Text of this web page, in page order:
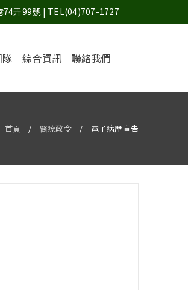
74弄99號 | TEL(04)707-1727
綜合資訊 聯絡我們
首頁 / 醫療政令 / 電子病歷宣告